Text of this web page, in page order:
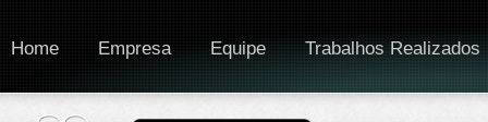
Home Empresa Equipe Trabalhos Realizados